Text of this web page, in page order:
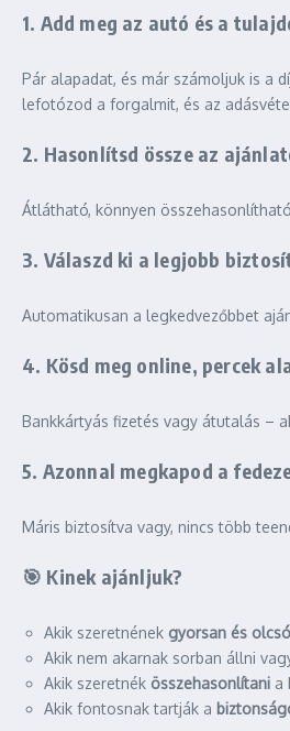
1. Add meg az autó és a
Pár alapadat, és már számoljuk is a
lefotózod a forgalmit, és az
2. Hasonlítsd össze az
Átlátható, könnyen
3. Válaszd ki a legjobb
Automatikusan a legkedvezőbbet
4. Kösd meg online, percek
Bankkártyás fizetés vagy átutalás –
5. Azonnal megkapod a
Máris biztosítva vagy, nincs több
🎯 Kinek ajánljuk?
Akik szeretnének gyorsan és
Akik nem akarnak sorban állni
Akik szeretnék összehasonlítani a
Akik fontosnak tartják a